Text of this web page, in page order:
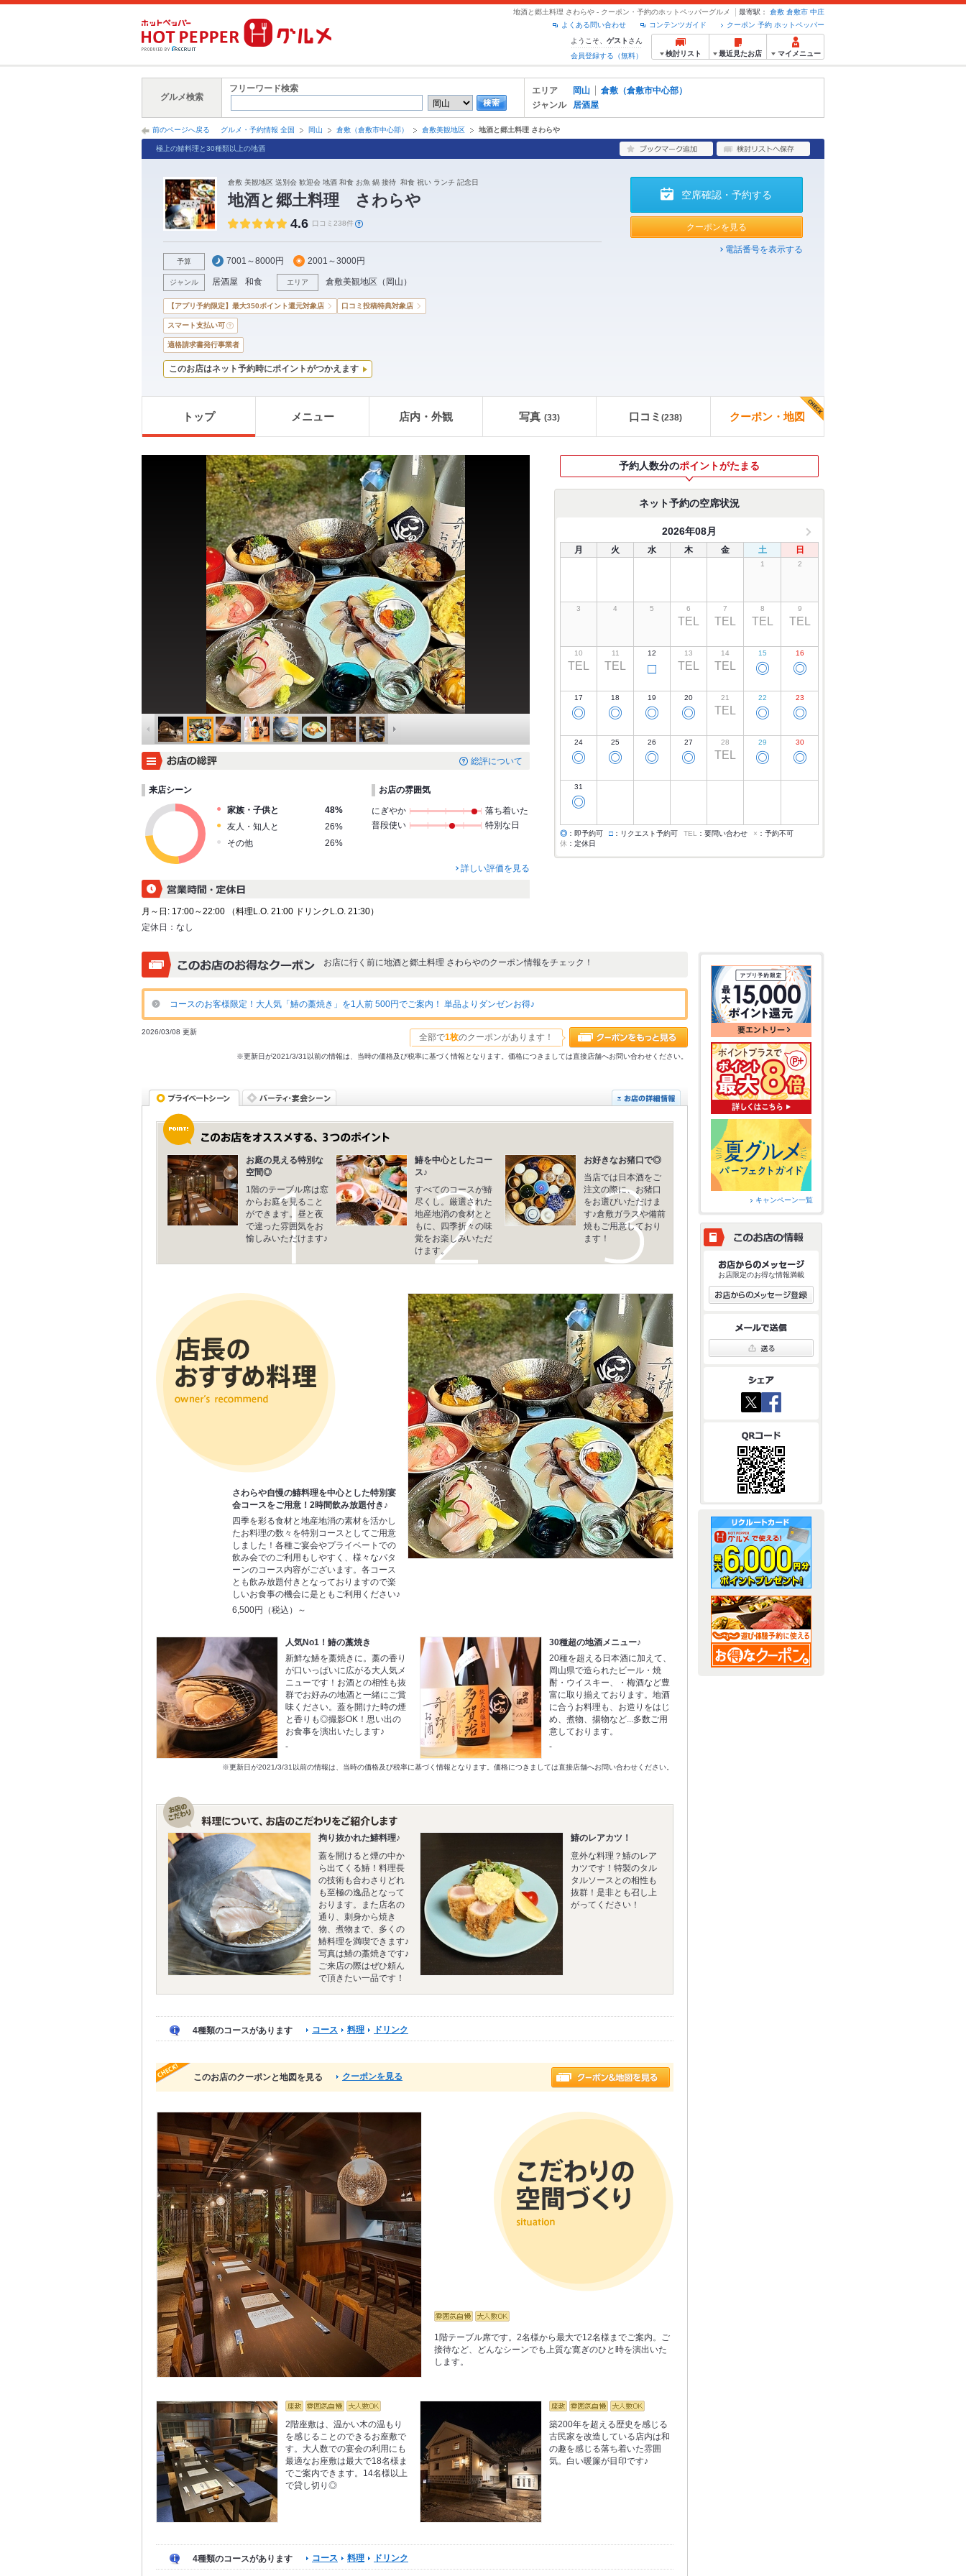
地酒と郷土料理 さわらや - クーポン・予約のホットペッパーグルメ 最寄駅： 倉敷 倉敷市 中庄
クーポン 予約 ホットペッパー
コンテンツガイド
よくある問い合わせ
ようこそ、 ゲスト さん
会員登録する（無料）
検討リスト 最近見たお店 マイメニュー
グルメ検索
フリーワード検索 エリア 岡山
倉敷（倉敷市中心部）
ジャンル
居酒屋
前のページへ戻る グルメ・予約情報 全国 岡山 倉敷（倉敷市中心部） 倉敷美観地区 地酒と郷土料理 さわらや
極上の鰆料理と30種類以上の地酒
倉敷 美観地区 送別会 歓迎会 地酒 和食 お魚 鍋 接待 和食 祝い ランチ 記念日
地酒と郷土料理 さわらや
4.6 口コミ238件
予算 7001～8000円 2001～3000円
ジャンル 居酒屋 和食 エリア 倉敷美観地区 （ 岡山 ）
空席確認・予約する
クーポンを見る
電話番号を表示する
【アプリ予約限定】最大350ポイント還元対象店 口コミ投稿特典対象店
スマート支払い可
適格請求書発行事業者
このお店はネット予約時にポイントがつかえます
トップ メニュー 店内・外観 写真 (33) 口コミ (238) クーポン・地図
総評について
来店シーン
家族・子供と
48%
友人・知人と
26%
その他
26%
お店の雰囲気
にぎやか
落ち着いた
普段使い
特別な日
詳しい評価を見る
月～日: 17:00～22:00 （料理L.O. 21:00 ドリンクL.O. 21:30）
定休日： なし
予約人数分のポイントがたまる
ネット予約の空席状況
2026年08月
月 火 水 木 金 土 日
1 2
3 4 5 6
TEL
7
TEL
8
TEL
9
TEL
10
TEL
11
TEL
12
□
13
TEL
14
TEL
15
◎
16
◎
17
◎
18
◎
19
◎
20
◎
21
TEL
22
◎
23
◎
24
◎
25
◎
26
◎
27
◎
28
TEL
29
◎
30
◎
31
◎
◎ ：即予約可 □ ：リクエスト予約可 TEL ：要問い合わせ × ：予約不可
休 ：定休日
お店に行く前に地酒と郷土料理 さわらやのクーポン情報をチェック！
コースのお客様限定！大人気「鰆の藁焼き」を1人前 500円でご案内！ 単品よりダンゼンお得♪
全部で1枚のクーポンがあります！
2026/03/08 更新
※更新日が2021/3/31以前の情報は、当時の価格及び税率に基づく情報となります。価格につきましては直接店舗へお問い合わせください。
お庭の見える特別な
空間◎
1階のテーブル席は窓
からお庭を見ること
ができます。昼と夜
で違った雰囲気をお
愉しみいただけます♪
鰆を中心としたコー
ス♪
すべてのコースが鰆
尽くし。厳選された
地産地消の食材とと
もに、四季折々の味
覚をお楽しみいただ
けます。
お好きなお猪口で◎
当店では日本酒をご
注文の際に、お猪口
をお選びいただけま
す♪倉敷ガラスや備前
焼もご用意しており
ます！
さわらや自慢の鰆料理を中心とした特別宴
会コースをご用意！2時間飲み放題付き♪
四季を彩る食材と地産地消の素材を活かし
たお料理の数々を特別コースとしてご用意
しました！各種ご宴会やプライベートでの
飲み会でのご利用もしやすく、様々なパタ
ーンのコース内容がございます。各コース
とも飲み放題付きとなっておりますので楽
しいお食事の機会に是ともご利用ください♪
6,500円（税込）～
人気No1！鰆の藁焼き
新鮮な鰆を藁焼きに。藁の香り
が口いっぱいに広がる大人気メ
ニューです！お酒との相性も抜
群でお好みの地酒と一緒にご賞
味ください。蓋を開けた時の煙
と香りも◎撮影OK！思い出の
お食事を演出いたします♪
‐
30種超の地酒メニュー♪
20種を超える日本酒に加えて、
岡山県で造られたビール・焼
酎・ウイスキー、・梅酒など豊
富に取り揃えております。地酒
に合うお料理も、お造りをはじ
め、煮物、揚物など...多数ご用
意しております。
‐
※更新日が2021/3/31以前の情報は、当時の価格及び税率に基づく情報となります。価格につきましては直接店舗へお問い合わせください。
拘り抜かれた鰆料理♪
蓋を開けると煙の中か
ら出てくる鰆！料理長
の技術も合わさりどれ
も至極の逸品となって
おります。また店名の
通り、刺身から焼き
物、煮物まで、多くの
鰆料理を満喫できます♪
写真は鰆の藁焼きです♪
ご来店の際はぜひ頼ん
で頂きたい一品です！
鰆のレアカツ！
意外な料理？鰆のレア
カツです！特製のタル
タルソースとの相性も
抜群！是非とも召し上
がってください！
4種類のコースがあります コース 料理 ドリンク
このお店のクーポンと地図を見る クーポンを見る
1階テーブル席です。2名様から最大で12名様までご案内。ご
接待など、どんなシーンでも上質な寛ぎのひと時を演出いた
します。
2階座敷は、温かい木の温もり
を感じることのできるお座敷で
す。大人数での宴会の利用にも
最適なお座敷は最大で18名様ま
でご案内できます。14名様以上
で貸し切り◎
築200年を超える歴史を感じる
古民家を改造している店内は和
の趣を感じる落ち着いた雰囲
気。白い暖簾が目印です♪
4種類のコースがあります コース 料理 ドリンク
キャンペーン一覧
お店限定のお得な情報満載